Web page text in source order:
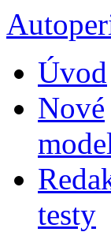
obsahu
webu
Úvod
Nové
testy